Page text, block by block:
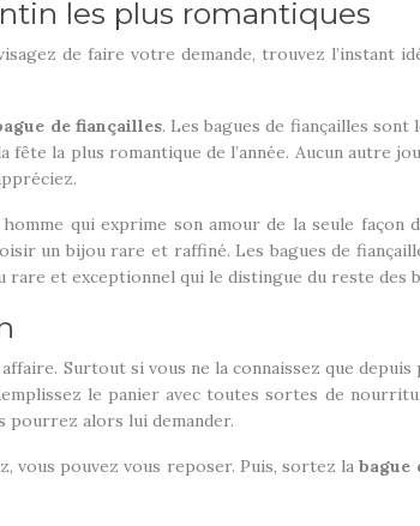
les plus romantiques
de faire votre demande, trouvez l’instant
de fiançailles. Les bagues de fiançailles
la plus romantique de l’année. Aucun autre
qui exprime son amour de la seule façon
un bijou rare et raffiné. Les bagues de
et exceptionnel qui le distingue du reste des
Surtout si vous ne la connaissez que
le panier avec toutes sortes de
pourrez alors lui demander.
vous pouvez vous reposer. Puis, sortez labague